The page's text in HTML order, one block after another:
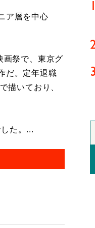
ア層を中心
祭で、東京グ
だ。定年退職
描いており、
た。...